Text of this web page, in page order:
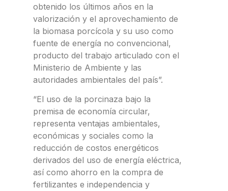
obtenido los últimos años en la
valorización y el aprovechamiento de
la biomasa porcícola y su uso como
fuente de energía no convencional,
producto del trabajo articulado con el
Ministerio de Ambiente y las
autoridades ambientales del país”.
“El uso de la porcinaza bajo la
premisa de economía circular,
representa ventajas ambientales,
económicas y sociales como la
reducción de costos energéticos
derivados del uso de energía eléctrica,
así como ahorro en la compra de
fertilizantes e independencia y